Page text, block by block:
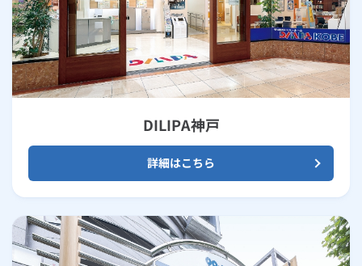
DILIPA神戸
詳細はこちら